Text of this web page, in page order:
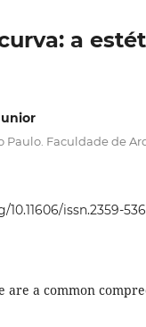
a
Paulo. Faculdade de
issn.2359-
are a common